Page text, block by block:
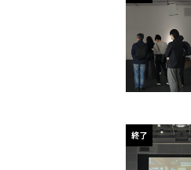
終了